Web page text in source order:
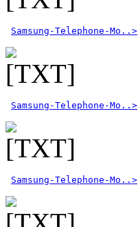
Samsung-Telephone-Mo..>
Samsung-Telephone-Mo..>
Samsung-Telephone-Mo..>